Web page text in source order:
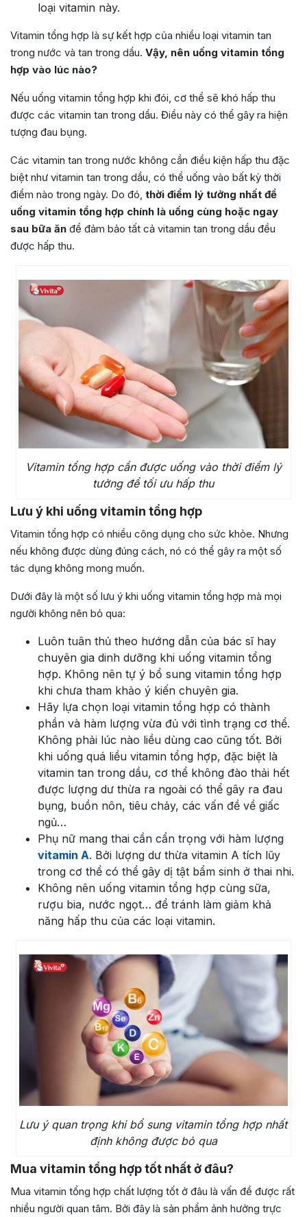
loại vitamin này.
Vitamin tổng hợp là sự kết hợp của nhiều loại vitamin tan
trong nước và tan trong dầu. Vậy, nên uống vitamin tổng
hợp vào lúc nào?
Nếu uống vitamin tổng hợp khi đói, cơ thể sẽ khó hấp thu
được các vitamin tan trong dầu. Điều này có thể gây ra hiện
tượng đau bụng.
Các vitamin tan trong nước không cần điều kiện hấp thu đặc
biệt như vitamin tan trong dầu, có thể uống vào bất kỳ thời
điểm nào trong ngày. Do đó, thời điểm lý tưởng nhất để
uống vitamin tổng hợp chính là uống cùng hoặc ngay
sau bữa ăn để đảm bảo tất cả vitamin tan trong dầu đều
được hấp thu.
Vitamin tổng hợp cần được uống vào thời điểm lý
tưởng để tối ưu hấp thu
Lưu ý khi uống vitamin tổng hợp
Vitamin tổng hợp có nhiều công dụng cho sức khỏe. Nhưng
nếu không được dùng đúng cách, nó có thể gây ra một số
tác dụng không mong muốn.
Dưới đây là một số lưu ý khi uống vitamin tổng hợp mà mọi
người không nên bỏ qua:
Luôn tuân thủ theo hướng dẫn của bác sĩ hay
chuyên gia dinh dưỡng khi uống vitamin tổng
hợp. Không nên tự ý bổ sung vitamin tổng hợp
khi chưa tham khảo ý kiến chuyên gia.
Hãy lựa chọn loại vitamin tổng hợp có thành
phần và hàm lượng vừa đủ với tình trạng cơ thể.
Không phải lúc nào liều dùng cao cũng tốt. Bởi
khi uống quá liều vitamin tổng hợp, đặc biệt là
vitamin tan trong dầu, cơ thể không đào thải hết
được lượng dư thừa ra ngoài có thể gây ra đau
bụng, buồn nôn, tiêu chảy, các vấn đề về giấc
ngủ…
Phụ nữ mang thai cần cẩn trọng với hàm lượng
vitamin A. Bởi lượng dư thừa vitamin A tích lũy
trong cơ thể có thể gây dị tật bẩm sinh ở thai nhi.
Không nên uống vitamin tổng hợp cùng sữa,
rượu bia, nước ngọt… để tránh làm giảm khả
năng hấp thu của các loại vitamin.
Lưu ý quan trọng khi bổ sung vitamin tổng hợp nhất
định không được bỏ qua
Mua vitamin tổng hợp tốt nhất ở đâu?
Mua vitamin tổng hợp chất lượng tốt ở đâu là vấn đề được rất
nhiều người quan tâm. Bởi đây là sản phẩm ảnh hưởng trực